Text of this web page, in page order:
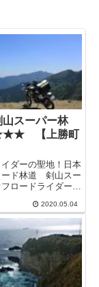
スーパー林
【上勝町
ダーの聖地！日本
ード林道 剣山スー
ロードライダーな
と日本最長の
道となります。 最
に達するので
、走り良し...
2020.05.04